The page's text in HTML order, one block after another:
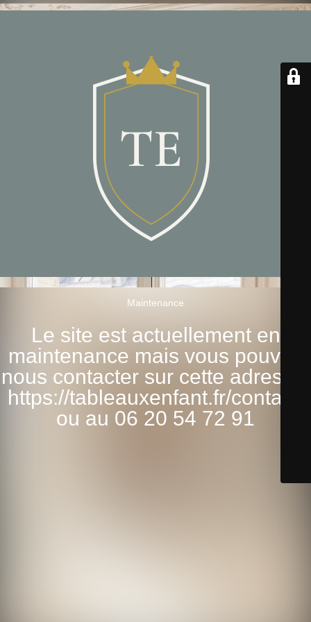
Maintenance
Le site est actuellement en
maintenance mais vous pouvez
nous contacter sur cette adresse:
https://tableauxenfant.fr/contact/
ou au 06 20 54 72 91